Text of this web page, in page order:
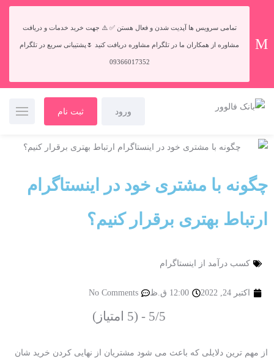
تمامی سرویس ها آپدیت شدن و فعال هستن ✅ ⚠️ جهت خرید خدمات و دریافت
مشاوره از همکاران ما در تلگرام مشاوره دریافت کنید 🌷پشتیبانی سریع در تلگرام
09366017352
ورود ثبت نام
چگونه با مشتری خود در اینستاگرام
ارتباط بهتری برقرار کنیم؟
کسب درآمد از اینستاگرام
اکتبر 24, 2022 12:00 ق.ظ No Comments
5/5 - (5 امتیاز)
از مهم ترین دلایلی که باعث می شود مشتریان از نهایی کردن خرید شان